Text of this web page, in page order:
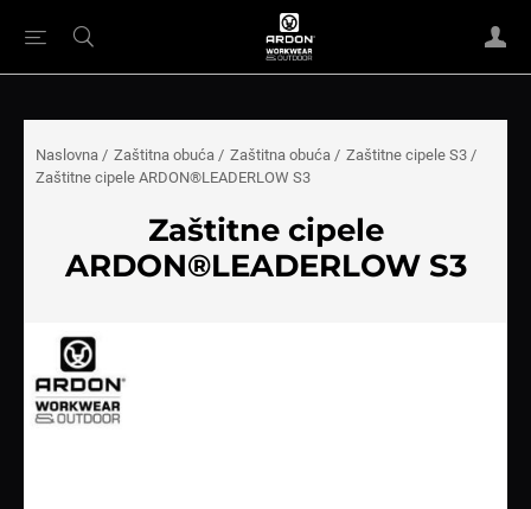
Naslovna / Zaštitna obuća / Zaštitna obuća / Zaštitne cipele S3 /
Zaštitne cipele ARDON®LEADERLOW S3
Zaštitne cipele
ARDON®LEADERLOW S3